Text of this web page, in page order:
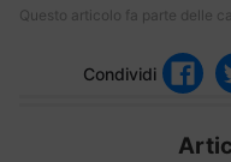
Questo articolo fa parte delle
Condividi